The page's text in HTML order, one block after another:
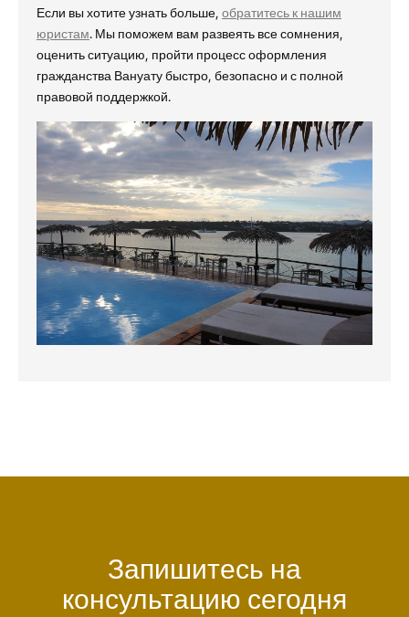
Если вы хотите узнать больше, обратитесь к нашим
юристам. Мы поможем вам развеять все сомнения,
оценить ситуацию, пройти процесс оформления
гражданства Вануату быстро, безопасно и с полной
правовой поддержкой.
Запишитесь на
консультацию сегодня